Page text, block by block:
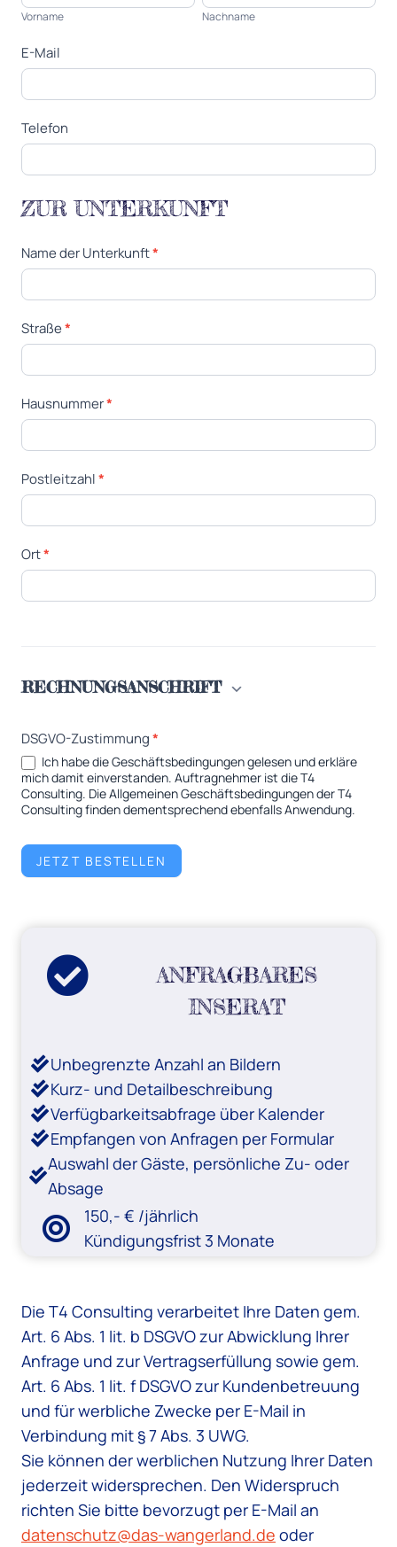
e
a
o
n
e
Vorname
a
Nachname
E-Mail
Telefon
ZUR UNTERKUNFT
Name der Unterkunft*
Straße*
Hausnummer*
Postleitzahl*
Ort*
RECHNUNGSANSCHRIFT
DSGVO-Zustimmung*
mich damit einverstanden. Auftragnehmer ist die T4
Consulting. Die Allgemeinen Geschäftsbedingungen der T4
Consulting finden dementsprechend ebenfalls Anwendung.
JETZT BESTELLEN
ANFRAGBARES
INSERAT
Unbegrenzte Anzahl an Bildern
Kurz- und Detailbeschreibung
Verfügbarkeitsabfrage über Kalender
Empfangen von Anfragen per Formular
Auswahl der Gäste, persönliche Zu- oder
Absage
150,- € /jährlich
Kündigungsfrist 3 Monate
Die T4 Consulting verarbeitet Ihre Daten gem.
Art. 6 Abs. 1 lit. b DSGVO zur Abwicklung Ihrer
Anfrage und zur Vertragserfüllung sowie gem.
Art. 6 Abs. 1 lit. f DSGVO zur Kundenbetreuung
und für werbliche Zwecke per E-Mail in
Verbindung mit § 7 Abs. 3 UWG.
Sie können der werblichen Nutzung Ihrer Daten
jederzeit widersprechen. Den Widerspruch
richten Sie bitte bevorzugt per E-Mail an
datenschutz@das-wangerland.de oder